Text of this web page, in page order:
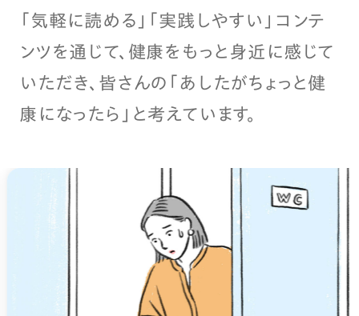
「気軽に読める」「実践しやすい」コンテ
ンツを通じて、健康をもっと身近に感じて
いただき、皆さんの「あしたがちょっと健
康になったら」と考えています。